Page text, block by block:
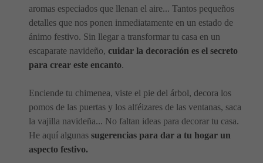
aromas especiados que llenan el aire... Tantos pequeños
detalles que nos ponen inmediatamente en un estado de
ánimo festivo. Sin llegar a transformar tu casa en un
escaparate navideño, cuidar la decoración es el secreto
para crear este encanto.
Enciende tu chimenea, viste el pie del árbol, decora los
pomos de las puertas y los alféizares de las ventanas, saca
la vajilla navideña... No faltan ideas para decorar tu casa.
He aquí algunas sugerencias para dar a tu hogar un
aspecto festivo.